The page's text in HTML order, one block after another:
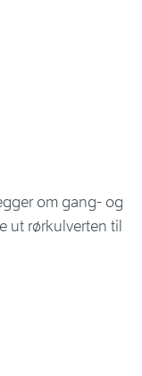
om gang- og
ut rørkulverten til